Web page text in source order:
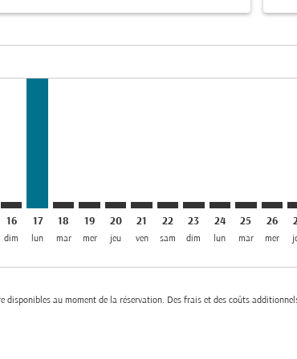
16
dim
17
lun
18
mar
DAR–KHI: cmp-view-offers-
19
mer
DAR–KHI: cmp-view-offers-
20
jeu
DAR–KHI: cmp-view-
21
ven
DAR–KHI: cmp-view-
22
sam
DAR–KHI: cmp-
23
dim
DAR–KHI:
24
lun
25
mar
26
mer
au moment de la réservation. Des frais et des coûts